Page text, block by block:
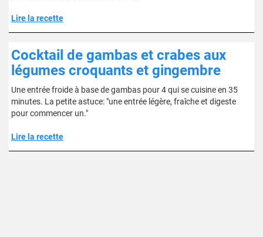
Lire la recette
Cocktail de gambas et crabes aux
légumes croquants et gingembre
Une entrée froide à base de gambas pour 4 qui se cuisine en 35
minutes. La petite astuce: "une entrée légère, fraîche et digeste
pour commencer un."
Lire la recette